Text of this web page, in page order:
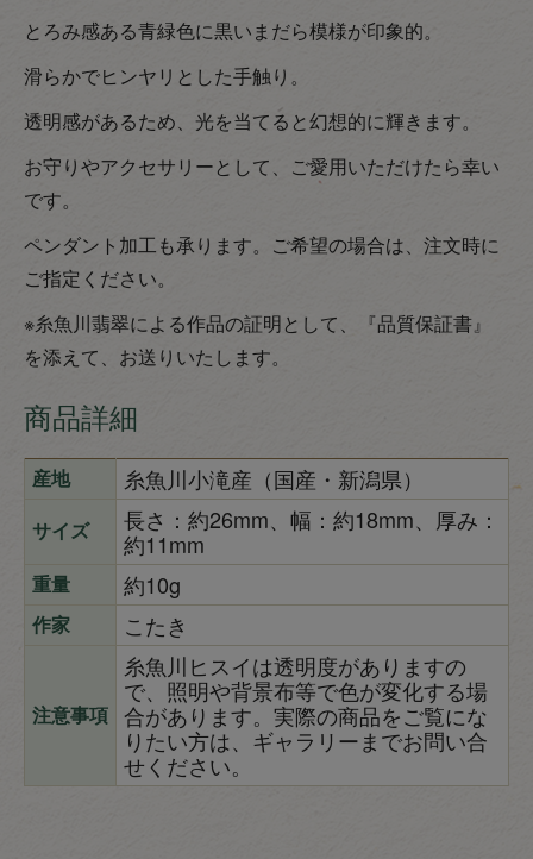
とろみ感ある青緑色に黒いまだら模様が印象的。
滑らかでヒンヤリとした手触り。
透明感があるため、光を当てると幻想的に輝きます。
お守りやアクセサリーとして、ご愛用いただけたら幸い
です。
ペンダント加工も承ります。ご希望の場合は、注文時に
ご指定ください。
※糸魚川翡翠による作品の証明として、『品質保証書』
を添えて、お送りいたします。
商品詳細
産地 糸魚川小滝産（国産・新潟県）
サイズ
長さ：約26mm、幅：約18mm、厚み：
約11mm
重量 約10g
作家 こたき
注意事項
糸魚川ヒスイは透明度がありますの
で、照明や背景布等で色が変化する場
合があります。実際の商品をご覧にな
りたい方は、ギャラリーまでお問い合
せください。